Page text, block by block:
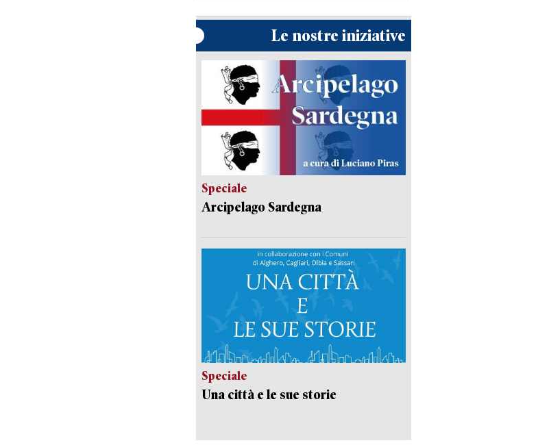
Le nostre iniziative
Speciale
Arcipelago Sardegna
Speciale
Una città e le sue storie